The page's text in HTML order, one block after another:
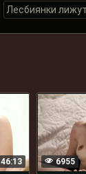
Лесбиянки лижут
46:13 6955